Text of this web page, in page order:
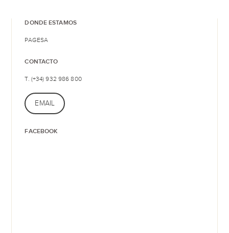
DONDE ESTAMOS
PAGESA
CONTACTO
T. (+34) 932 986 800
EMAIL
FACEBOOK